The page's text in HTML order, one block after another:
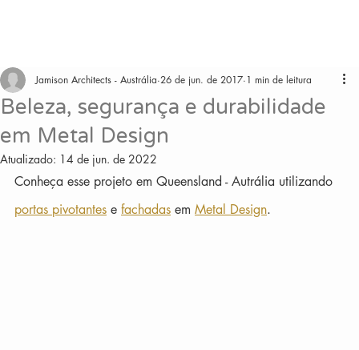
Beleza, segurança e durabilidade
em Metal Design
Jamison Architects - Austrália 26 de jun. de 2017 1 min de leitura
Atualizado: 14 de jun. de 2022
Conheça esse projeto em Queensland - Autrália utilizando
portas pivotantes e fachadas em Metal Design.